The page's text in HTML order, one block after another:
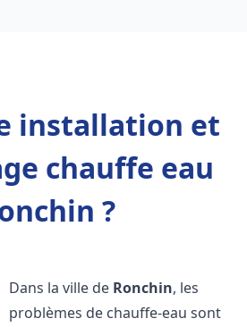
installation et
chauffe eau
?
Dans la ville de Ronchin, les
problèmes de chauffe-eau sont